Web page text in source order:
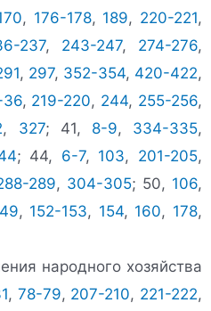
, 176-178, 189, 220-221,
237, 243-247, 274-276,
, 297, 352-354, 420-422,
, 219-220, 244, 255-256,
, 327; 41, 8-9, 334-335,
; 44, 6-7, 103, 201-205,
289, 304-305; 50, 106,
, 152-153, 154, 160, 178,
народного хозяйства
, 78-79, 207-210, 221-222,